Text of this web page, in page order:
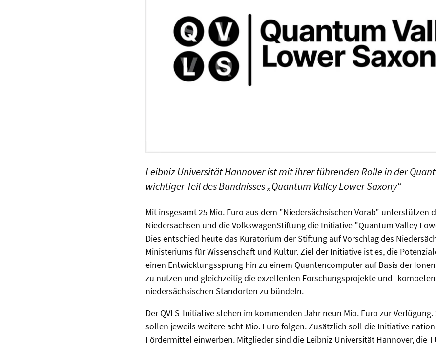
Leibniz Universität Hannover ist mit ihrer führenden Rolle in der
wichtiger Teil des Bündnisses „Quantum Valley Lower Saxony“
Mit insgesamt 25 Mio. Euro aus dem "Niedersächsischen Vorab" unterstützen
Niedersachsen und die VolkswagenStiftung die Initiative "Quantum Valley
Dies entschied heute das Kuratorium der Stiftung auf Vorschlag des
Ministeriums für Wissenschaft und Kultur. Ziel der Initiative ist es, die
einen Entwicklungssprung hin zu einem Quantencomputer auf Basis der
zu nutzen und gleichzeitig die exzellenten Forschungsprojekte und -
niedersächsischen Standorten zu bündeln.
Der QVLS-Initiative stehen im kommenden Jahr neun Mio. Euro zur Verfügung.
sollen jeweils weitere acht Mio. Euro folgen. Zusätzlich soll die Initiative
Fördermittel einwerben. Mitglieder sind die Leibniz Universität Hannover, die